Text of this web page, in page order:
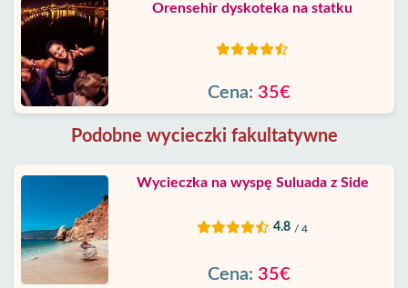
Orensehir dyskoteka na statku
Cena: 35€
Podobne wycieczki fakultatywne
Wycieczka na wyspę Suluada z Side
4.8 / 4
Cena: 35€